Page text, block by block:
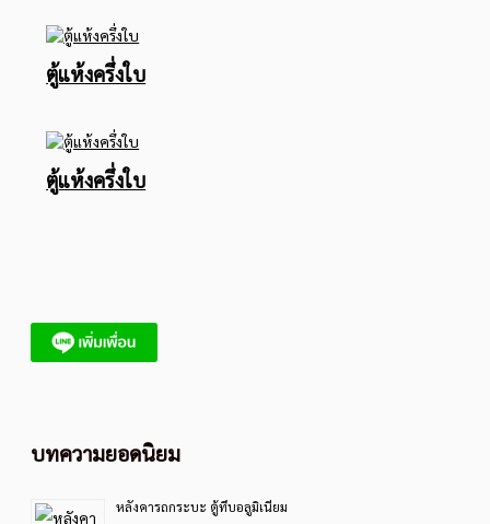
ตู้แห้งครึ่งใบ
ตู้แห้งครึ่งใบ
บทความยอดนิยม
หลังคารถกระบะ ตู้ทึบอลูมิเนียม